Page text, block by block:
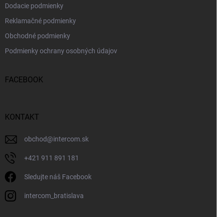
Dodacie podmienky
Reklamačné podmienky
Obchodné podmienky
Podmienky ochrany osobných údajov
FACEBOOK
KONTAKT
obchod@intercom.sk
+421 911 891 181
Sledujte náš Facebook
intercom_bratislava